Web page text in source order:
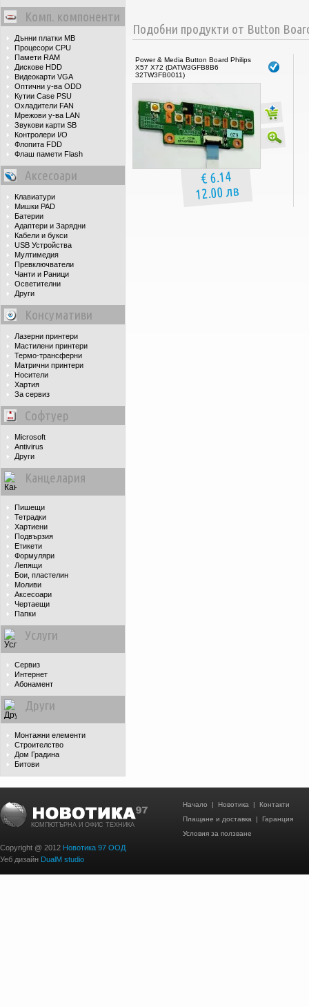
Комп. компоненти
Дънни платки MB
Процесори CPU
Памети RAM
Дискове HDD
Видеокарти VGA
Оптични у-ва ODD
Кутии Case PSU
Охладители FAN
Мрежови у-ва LAN
Звукови карти SB
Контролери I/O
Флопита FDD
Флаш памети Flash
Аксесоари
Клавиатури
Мишки PAD
Батерии
Адаптери и Зарядни
Кабели и букси
USB Устройства
Мултимедия
Превключватели
Чанти и Раници
Осветителни
Други
Консумативи
Лазерни принтери
Мастилени принтери
Термо-трансферни
Матрични принтери
Носители
Хартия
За сервиз
Софтуер
Microsoft
Antivirus
Други
Канцелария
Пишещи
Тетрадки
Хартиени
Подвързия
Етикети
Формуляри
Лепящи
Бои, пластелин
Моливи
Аксесоари
Чертаещи
Папки
Услуги
Сервиз
Интернет
Абонамент
Други
Монтажни елементи
Строителство
Дом Градина
Битови
Подобни продукти от Button
Power & Media Button Board Philips
X57 X72 (DATW3GFB8B6
32TW3FB0011)
€ 6.14
12.00 лв
КОМПЮТЪРНА И ОФИС ТЕХНИКА
Copyright @ 2012 Новотика 97 ООД
Уеб дизайн DualM studio
Начало | Новотика | Контакти
Плащане и доставка | Гаранция
Условия за ползване